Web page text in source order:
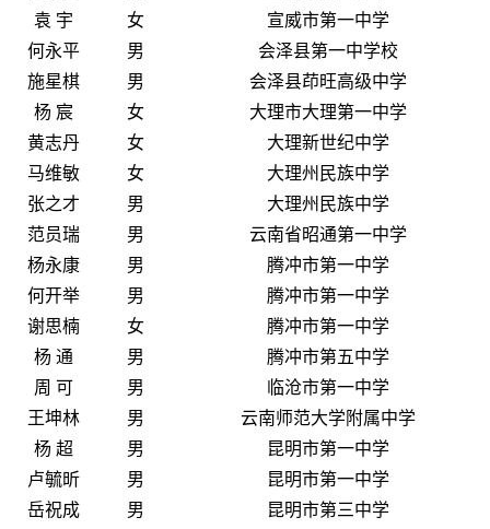
袁 宇
女
宣威市第一中学
何永平
男
会泽县第一中学校
施星棋
男
会泽县茚旺高级中学
杨 宸
女
大理市大理第一中学
黄志丹
女
大理新世纪中学
马维敏
女
大理州民族中学
张之才
男
大理州民族中学
范员瑞
男
云南省昭通第一中学
杨永康
男
腾冲市第一中学
何开举
男
腾冲市第一中学
谢思楠
女
腾冲市第一中学
杨 通
男
腾冲市第五中学
周 可
男
临沧市第一中学
王坤林
男
云南师范大学附属中学
杨 超
男
昆明市第一中学
卢毓昕
男
昆明市第一中学
岳祝成
男
昆明市第三中学